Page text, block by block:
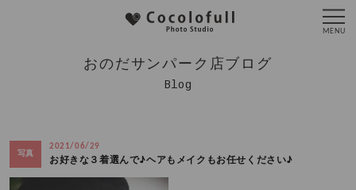
おのだサンパーク店ブログ
Blog
写真
2021/06/29
お好きな３着選んで♪ヘアもメイクもお任せください♪